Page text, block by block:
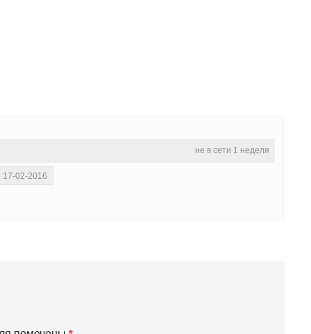
не в сети 1 неделя
17-02-2016